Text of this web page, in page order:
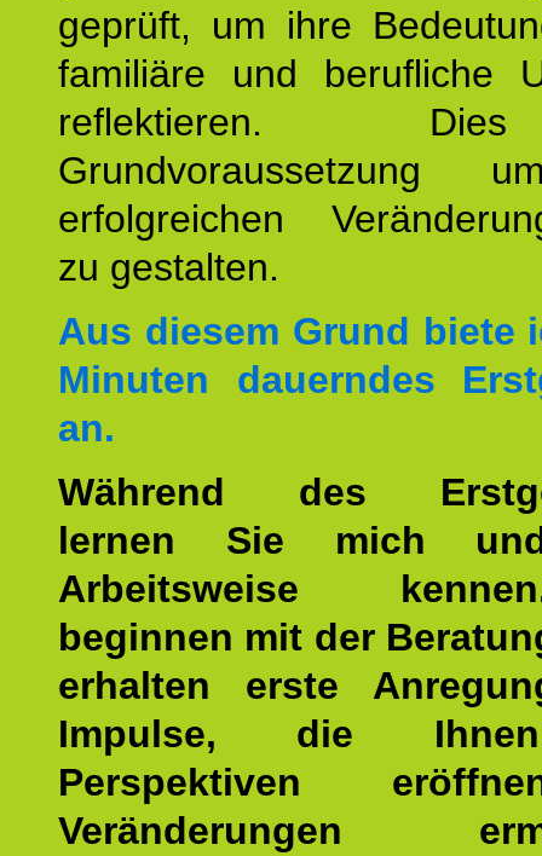
geprüft, um ihre
familiäre und berufliche
reflektieren.
Grundvoraussetzung
erfolgreichen
zu gestalten.
Aus diesem Grund biete
Minuten dauerndes
an.
Während des
lernen Sie mich
Arbeitsweise
beginnen mit der
erhalten erste
Impulse, die
Perspektiven
Veränderungen